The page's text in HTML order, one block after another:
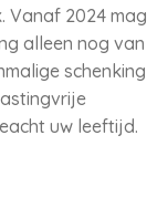
Vanaf 2024 mag
alleen nog van
schenking
uw leeftijd.